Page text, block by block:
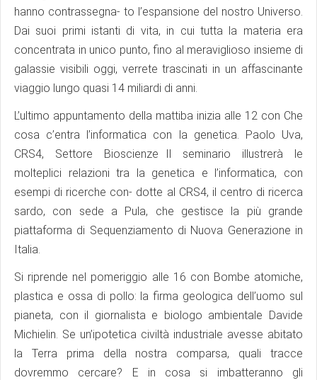
hanno contrassegna- to l’espansione del nostro Universo.
Dai suoi primi istanti di vita, in cui tutta la materia era
concentrata in unico punto, fino al meraviglioso insieme di
galassie visibili oggi, verrete trascinati in un affascinante
viaggio lungo quasi 14 miliardi di anni.
L’ultimo appuntamento della mattiba inizia alle 12 con Che
cosa c’entra l’informatica con la genetica. Paolo Uva,
CRS4, Settore Bioscienze Il seminario illustrerà le
molteplici relazioni tra la genetica e l’informatica, con
esempi di ricerche con- dotte al CRS4, il centro di ricerca
sardo, con sede a Pula, che gestisce la più grande
piattaforma di Sequenziamento di Nuova Generazione in
Italia.
Si riprende nel pomeriggio alle 16 con Bombe atomiche,
plastica e ossa di pollo: la firma geologica dell’uomo sul
pianeta, con il giornalista e biologo ambientale Davide
Michielin. Se un’ipotetica civiltà industriale avesse abitato
la Terra prima della nostra comparsa, quali tracce
dovremmo cercare? E in cosa si imbatteranno gli